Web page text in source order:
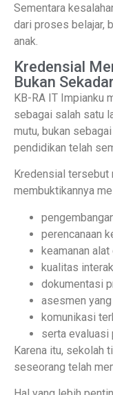
Sementara
dari proses belajar,
anak.
Kredensial
Bukan
KB-RA IT Impianku
sebagai salah satu
mutu, bukan
pendidikan telah
Kredensial tersebut
membuktikannya
perencanaan
keamanan alat
kualitas
dokumentasi
asesmen
komunikasi
serta evaluasi
Karena itu, sekolah
seseorang telah